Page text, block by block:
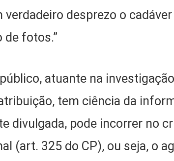
desprezo o
de fotos.”
atuante na
tem ciência da
divulgada, pode incorrer no
(art. 325 do CP), ou seja, o